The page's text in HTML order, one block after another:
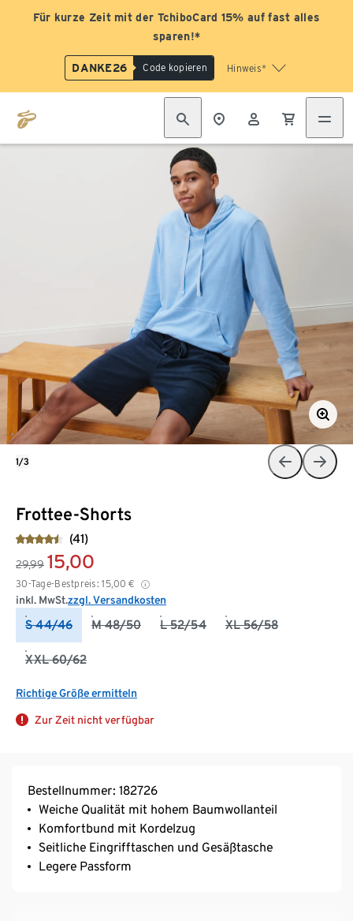
Für kurze Zeit mit der TchiboCard 15% auf fast alles
sparen!*
DANKE26 Code kopieren Hinweis*
Frottee-Shorts
(41)
29,99 15,00
30-Tage-Bestpreis: 15,00 €
inkl. MwSt.zzgl. Versandkosten
S 44/46 M 48/50 L 52/54 XL 56/58
XXL 60/62
Richtige Größe ermitteln
Zur Zeit nicht verfügbar
1/3
Bestellnummer: 182726
Weiche Qualität mit hohem Baumwollanteil
Komfortbund mit Kordelzug
Seitliche Eingrifftaschen und Gesäßtasche
Legere Passform